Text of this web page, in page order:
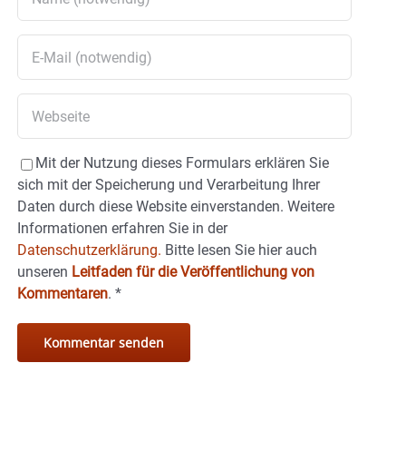
Mit der Nutzung dieses Formulars erklären Sie
sich mit der Speicherung und Verarbeitung Ihrer
Daten durch diese Website einverstanden. Weitere
Informationen erfahren Sie in der
Datenschutzerklärung. Bitte lesen Sie hier auch
unseren Leitfaden für die Veröffentlichung von
Kommentaren. *